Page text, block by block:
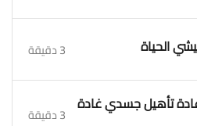
3 دقيقة
تأهيل جسدي غادة 3 دقيقة